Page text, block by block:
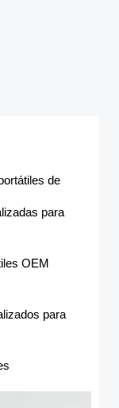
de
para
OEM
para